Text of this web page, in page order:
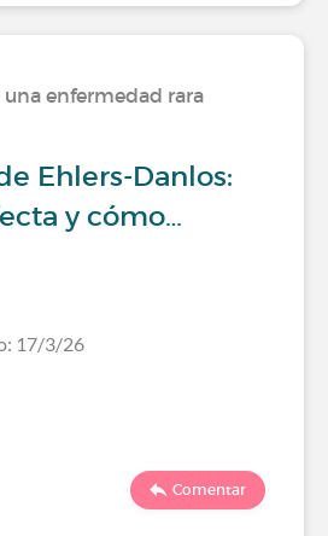
enfermedad rara
Ehlers-Danlos:
y cómo…
17/3/26
Comentar